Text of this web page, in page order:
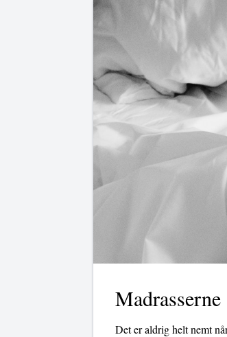
Madrasserne
Det er aldrig helt nemt